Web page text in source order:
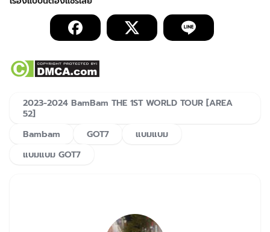
2023-2024 BamBam THE 1ST WORLD TOUR [AREA
52]
Bambam
GOT7
แบมแบม
แบมแบม GOT7